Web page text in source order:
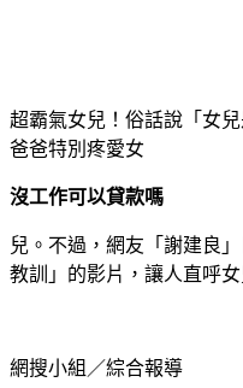
超霸氣女兒！俗話說「女
爸爸特別疼愛女
沒工作可以貸款嗎
兒。不過，網友「謝建良
教訓」的影片，讓人直呼女
網搜小組／綜合報導